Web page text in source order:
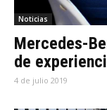
Noticias
Mercedes-
de
4 de julio 2019